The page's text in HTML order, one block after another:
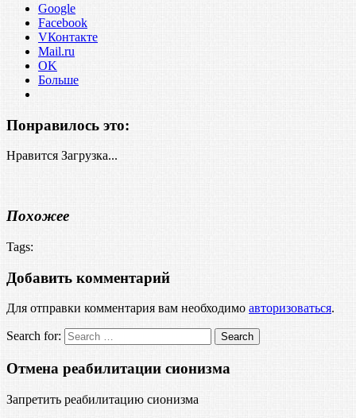
Google
Facebook
VКонтакте
Mail.ru
OK
Больше
Понравилось это:
Нравится Загрузка...
Похожее
Tags:
Добавить комментарий
Для отправки комментария вам необходимо авторизоваться.
Search for:
Отмена реабилитации сионизма
Запретить реабилитацию сионизма